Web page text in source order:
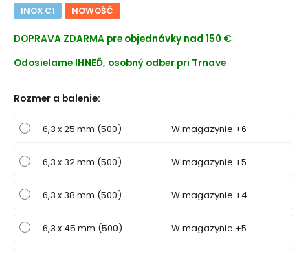
INOX C1 NOWOŚĆ
DOPRAVA ZDARMA pre objednávky nad 150 €
Odosielame IHNEĎ, osobný odber pri Trnave
Rozmer a balenie:
6,3 x 25 mm (500) W magazynie +6
6,3 x 32 mm (500) W magazynie +5
6,3 x 38 mm (500) W magazynie +4
6,3 x 45 mm (500) W magazynie +5